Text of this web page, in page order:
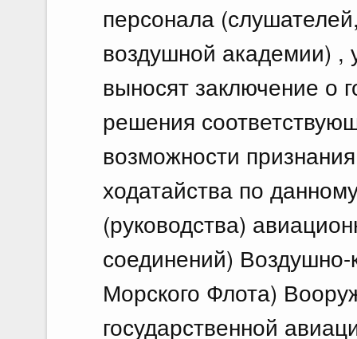
персонала
воздушной академии) ,
выносят заключение о
решения
возможности
ходатайства по
(руководства)
соединений)
Морского Флота)
государственной